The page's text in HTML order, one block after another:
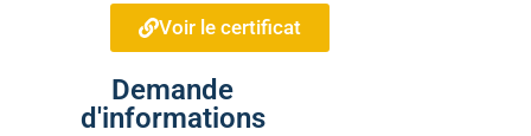
Voir le certificat
Demande
d'informations